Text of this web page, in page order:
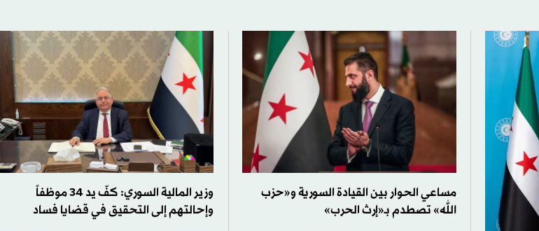
مساعي الحوار بين القيادة السورية و«حزب
الله» تصطدم بـ«إرث الحرب»
وزير المالية السوري: كفّ يد 34 موظفاً
وإحالتهم إلى التحقيق في قضايا فساد